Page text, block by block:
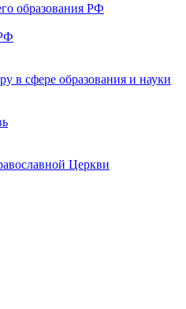
образования РФ
в сфере образования и науки
Церкви